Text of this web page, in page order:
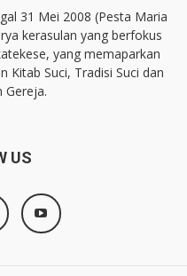
31 Mei 2008 (Pesta Maria
kerasulan yang berfokus
yang memaparkan
Kitab Suci, Tradisi Suci dan
Gereja.
US